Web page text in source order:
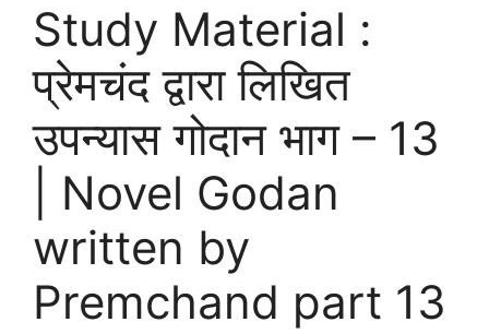
Study Material :
प्रेमचंद द्वारा लिखित
उपन्यास गोदान भाग – 13
| Novel Godan
written by
Premchand part 13